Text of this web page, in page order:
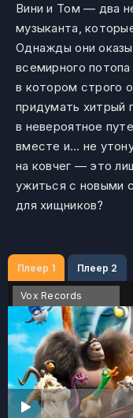
Вини и Том — два
музыканта,
Однажды они
всемирного
в котором строго
придумать хитрый
в невероятное
вместе и… не
на ковчег — это
ужиться с новыми
для хищников?
Плеер 1 Плеер 2
Vox Records